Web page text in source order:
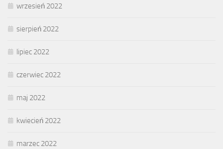
wrzesień 2022
sierpień 2022
lipiec 2022
czerwiec 2022
maj 2022
kwiecień 2022
marzec 2022